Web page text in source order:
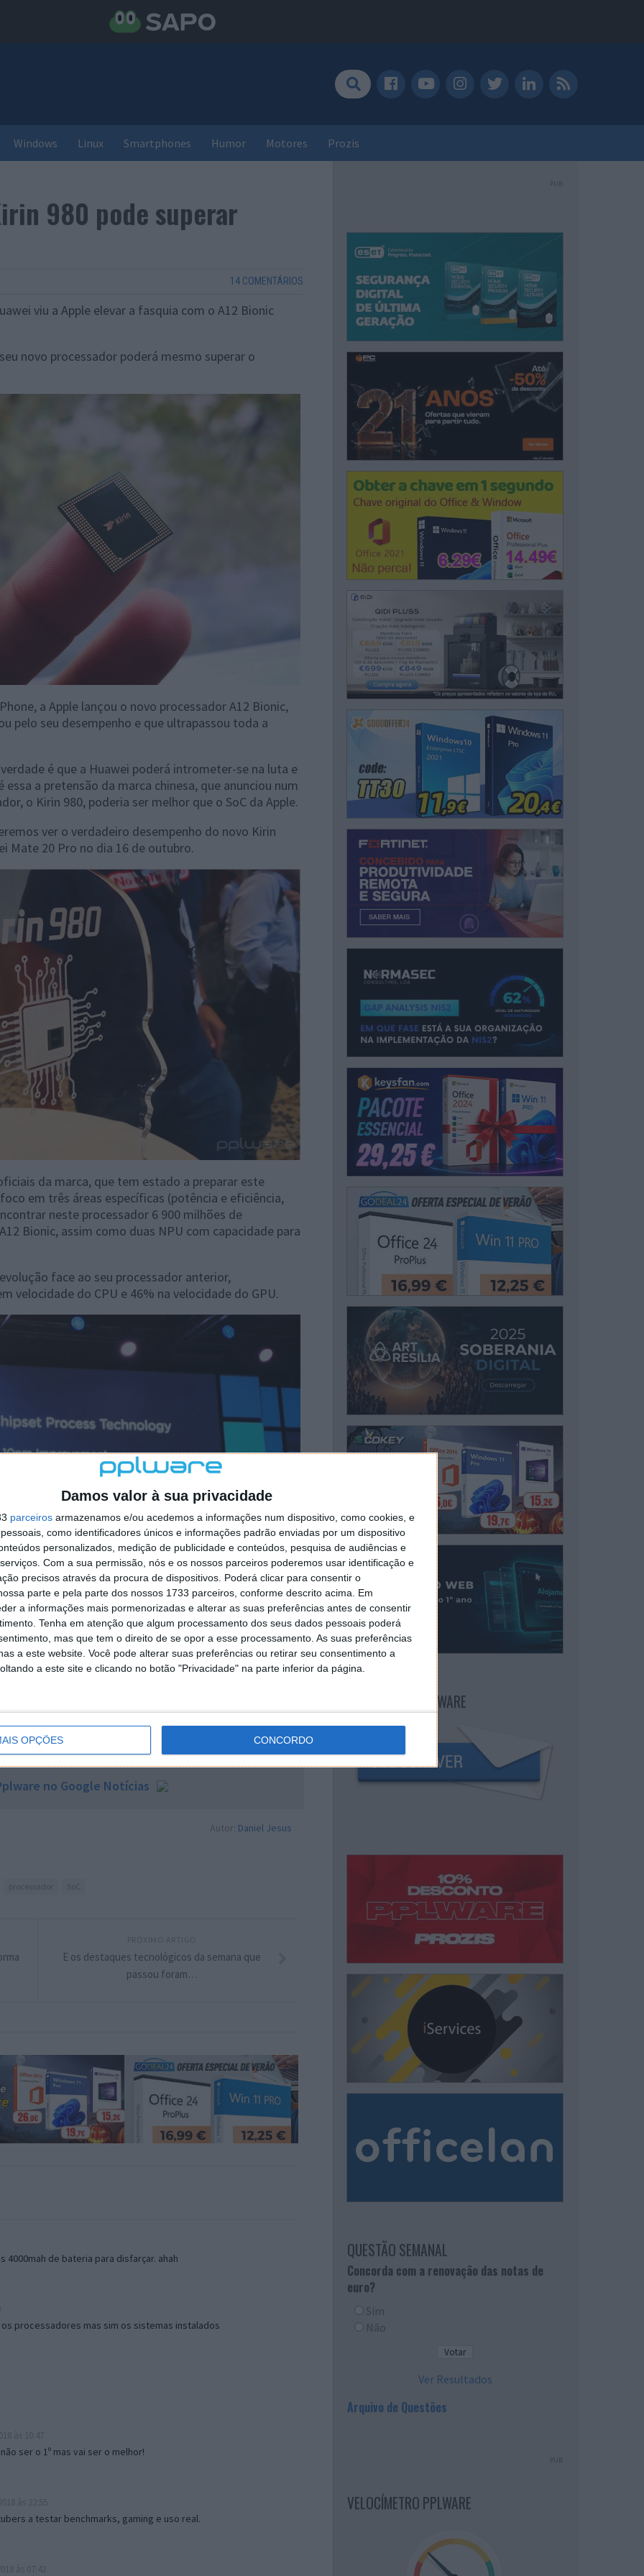
Damos valor à sua privacidade
parceiros armazenamos e/ou acedemos a informações num dispositivo, como cookies, e
como identificadores únicos e informações padrão enviadas por um dispositivo
personalizados, medição de publicidade e conteúdos, pesquisa de audiências e
Com a sua permissão, nós e os nossos parceiros poderemos usar identificação e
precisos através da procura de dispositivos. Poderá clicar para consentir o
parte e pela parte dos nossos 1733 parceiros, conforme descrito acima. Em
a informações mais pormenorizadas e alterar as suas preferências antes de consentir
Tenha em atenção que algum processamento dos seus dados pessoais poderá
mas que tem o direito de se opor a esse processamento. As suas preferências
a este website. Você pode alterar suas preferências ou retirar seu consentimento a
a este site e clicando no botão "Privacidade" na parte inferior da página.
OPÇÕES CONCORDO
Windows Linux Smartphones Humor Motores Prozis
980 pode superar
14 COMENTÁRIOS
viu a Apple elevar a fasquia com o A12 Bionic
novo processador poderá mesmo superar o
a Apple lançou o novo processador A12 Bionic,
pelo seu desempenho e que ultrapassou toda a
é que a Huawei poderá intrometer-se na luta e
a pretensão da marca chinesa, que anunciou num
o Kirin 980, poderia ser melhor que o SoC da Apple.
ver o verdadeiro desempenho do novo Kirin
Mate 20 Pro no dia 16 de outubro.
da marca, que tem estado a preparar este
em três áreas específicas (potência e eficiência,
neste processador 6 900 milhões de
Bionic, assim como duas NPU com capacidade para
face ao seu processador anterior,
velocidade do CPU e 46% na velocidade do GPU.
Apple com o A12 Bionic, a Huawei irá tentar
que ultrapasse largamente os processadores
Android.
tem mais de um ano
no Google Notícias
Autor: Daniel Jesus
E os destaques tecnológicos da semana que
passou foram…
de bateria para disfarçar. ahah
processadores mas sim os sistemas instalados
ser o 1º mas vai ser o melhor!
a testar benchmarks, gaming e uso real.
PUB
NEWSLETTER PPLWARE
QUESTÃO SEMANAL
Concorda com a renovação das notas de
euro?
Sim
Não
Ver Resultados
Arquivo de Questões
PUB
VELOCÍMETRO PPLWARE